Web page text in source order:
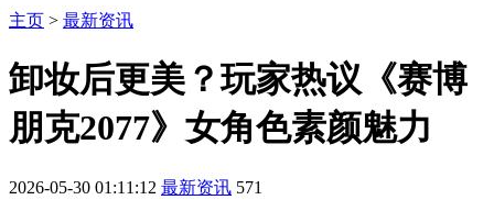
主页 > 最新资讯
卸妆后更美？玩家热议《赛博
朋克2077》女角色素颜魅力
2026-05-30 01:11:12 最新资讯 571